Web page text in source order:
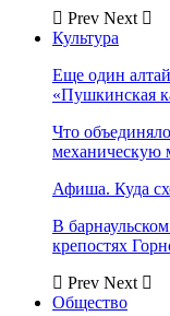
Prev Next
Культура
Еще один
«Пушкинская
Что
механическую
Афиша. Куда
В
крепостях
Prev Next
Общество